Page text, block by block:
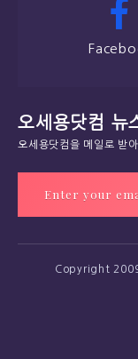
오세용닷컴 뉴
오세용닷컴을 메일로 받
Copyright